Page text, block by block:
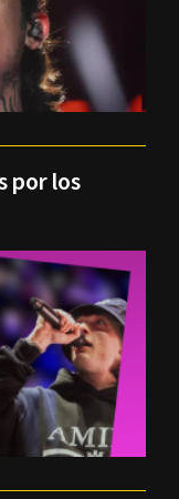
por los